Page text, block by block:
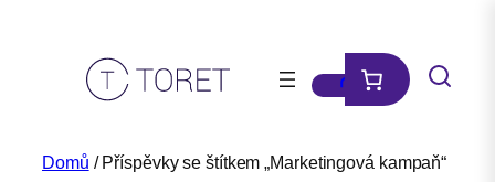
Domů / Příspěvky se štítkem „Marketingová kampaň“